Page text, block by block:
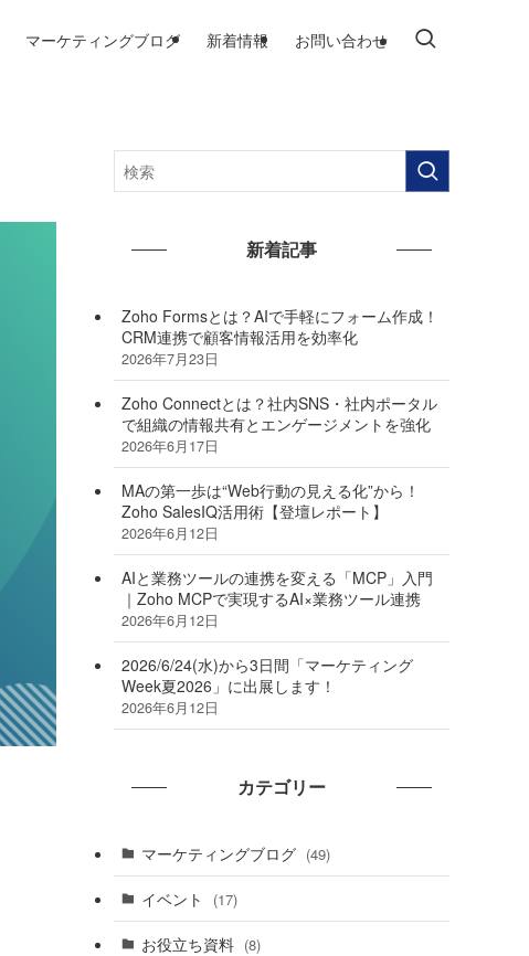
マーケティングブログ 新着情報 お問い合わせ
新着記事
Zoho Formsとは？AIで手軽にフォーム作成！
CRM連携で顧客情報活用を効率化
2026年7月23日
Zoho Connectとは？社内SNS・社内ポータル
で組織の情報共有とエンゲージメントを強化
2026年6月17日
MAの第一歩は“Web行動の見える化”から！
Zoho SalesIQ活用術【登壇レポート】
2026年6月12日
AIと業務ツールの連携を変える「MCP」入門
｜Zoho MCPで実現するAI×業務ツール連携
2026年6月12日
2026/6/24(水)から3日間「マーケティング
Week夏2026」に出展します！
2026年6月12日
カテゴリー
マーケティングブログ (49)
イベント (17)
お役立ち資料 (8)